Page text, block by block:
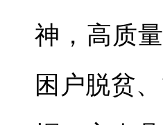
神，高质
困户脱贫